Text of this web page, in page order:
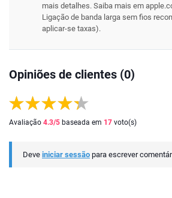
mais detalhes. Saiba mais em
Ligação de banda larga sem fios
aplicar-se taxas).
Opiniões de clientes (0)
Avaliação 4.3/5 baseada em 17 voto(s)
Deve iniciar sessão para escrever